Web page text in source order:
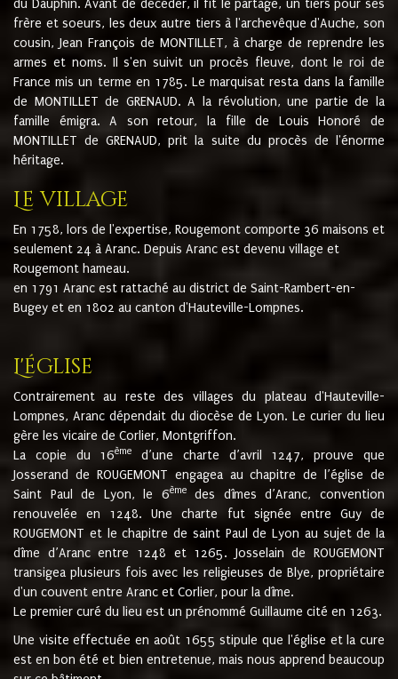
du Dauphin. Avant de décéder, il fit le partage, un tiers pour ses
frère et soeurs, les deux autre tiers à l'archevêque d'Auche, son
cousin, Jean François de MONTILLET, à charge de reprendre les
armes et noms. Il s'en suivit un procès fleuve, dont le roi de
France mis un terme en 1785. Le marquisat resta dans la famille
de MONTILLET de GRENAUD. A la révolution, une partie de la
famille émigra. A son retour, la fille de Louis Honoré de
MONTILLET de GRENAUD, prit la suite du procès de l'énorme
héritage.
Le village
En 1758, lors de l'expertise, Rougemont comporte 36 maisons et
seulement 24 à Aranc. Depuis Aranc est devenu village et
Rougemont hameau.
en 1791 Aranc est rattaché au district de Saint-Rambert-en-
Bugey et en 1802 au canton d'Hauteville-Lompnes.
L'église
Contrairement au reste des villages du plateau d'Hauteville-
Lompnes, Aranc dépendait du diocèse de Lyon. Le curier du lieu
gère les vicaire de Corlier, Montgriffon.
La copie du 16ème
d’une charte d’avril 1247, prouve que
Josserand de ROUGEMONT engagea au chapitre de l’église de
Saint Paul de Lyon, le 6èmedes dîmes d’Aranc, convention
renouvelée en 1248. Une charte fut signée entre Guy de
ROUGEMONT et le chapitre de saint Paul de Lyon au sujet de la
dîme d’Aranc entre 1248 et 1265. Josselain de ROUGEMONT
transigea plusieurs fois avec les religieuses de Blye, propriétaire
d'un couvent entre Aranc et Corlier, pour la dîme.
Le premier curé du lieu est un prénommé Guillaume cité en 1263.
Une visite effectuée en août 1655 stipule que l'église et la cure
est en bon été et bien entretenue, mais nous apprend beaucoup